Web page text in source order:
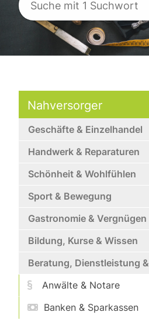
Nahversorger
Geschäfte & Einzelhandel
Handwerk & Reparaturen
Schönheit & Wohlfühlen
Sport & Bewegung
Gastronomie & Vergnügen
Bildung, Kurse & Wissen
Beratung, Dienstleistung
Anwälte & Notare
Banken & Sparkassen